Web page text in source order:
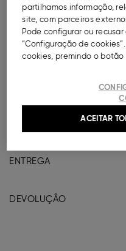
DESCRIÇÃO
Mala tiracolo para
Modelo em efeito
ajustável.
COMPOSIÇÃO E
ENTREGA
DEVOLUÇÃO
partilhamos informação,
site, com parceiros
Pode configurar ou
“Configuração de
cookies, premindo o botão
ACEITAR